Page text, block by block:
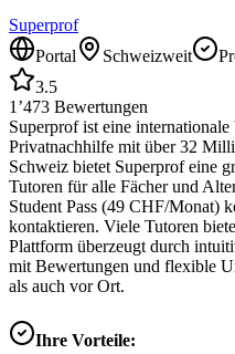
Superprof
Portal
Schweizweit
3.5
1’473 Bewertungen
Superprof ist eine
Privatnachhilfe mit über 32
Schweiz bietet Superprof eine
Tutoren für alle Fächer und
Student Pass (49 CHF/Monat)
kontaktieren. Viele Tutoren
Plattform überzeugt durch
mit Bewertungen und flexible
als auch vor Ort.
Ihre Vorteile: